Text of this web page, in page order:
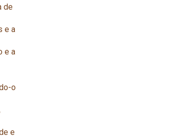
de
e a
e a
o
e